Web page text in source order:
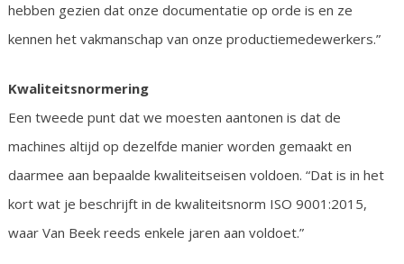
hebben gezien dat onze documentatie op orde is en ze
kennen het vakmanschap van onze productiemedewerkers.”
Kwaliteitsnormering
Een tweede punt dat we moesten aantonen is dat de
machines altijd op dezelfde manier worden gemaakt en
daarmee aan bepaalde kwaliteitseisen voldoen. “Dat is in het
kort wat je beschrijft in de kwaliteitsnorm ISO 9001:2015,
waar Van Beek reeds enkele jaren aan voldoet.”